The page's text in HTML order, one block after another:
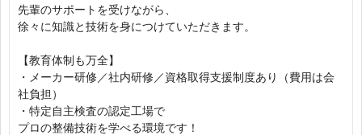
先輩のサポートを受けながら、
徐々に知識と技術を身につけていただきます。
【教育体制も万全】
・メーカー研修／社内研修／資格取得支援制度あり（費用は会
社負担）
・特定自主検査の認定工場で
プロの整備技術を学べる環境です！